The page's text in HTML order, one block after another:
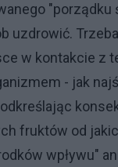
"porządku
uzdrowić.
w kontakcie z
- jak
fruktów od
wpływu"